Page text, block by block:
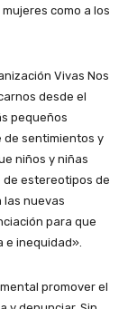
como a los
Vivas Nos
desde el
pequeños
de sentimientos y
niños y niñas
de estereotipos de
las nuevas
para que
e inequidad».
promover el